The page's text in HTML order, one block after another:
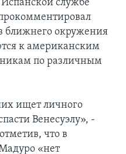
службе
ближнего окружения
к американским
по различным
ищет личного
Венесуэлу», -
что в
«нет